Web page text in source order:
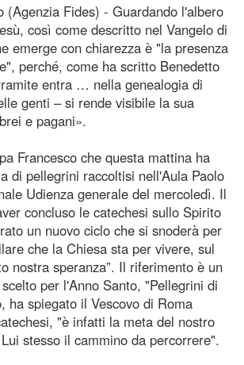
(Agenzia Fides) - Guardando l'albero
così come descritto nel Vangelo di
emerge con chiarezza è "la presenza
perché, come ha scritto Benedetto
entra … nella genealogia di
genti – si rende visibile la sua
e pagani».
Francesco che questa mattina ha
di pellegrini raccoltisi nell'Aula Paolo
Udienza generale del mercoledì. Il
concluso le catechesi sullo Spirito
un nuovo ciclo che si snoderà per
che la Chiesa sta per vivere, sul
nostra speranza”. Il riferimento è un
per l'Anno Santo, "Pellegrini di
ha spiegato il Vescovo di Roma
"è infatti la meta del nostro
stesso il cammino da percorrere".